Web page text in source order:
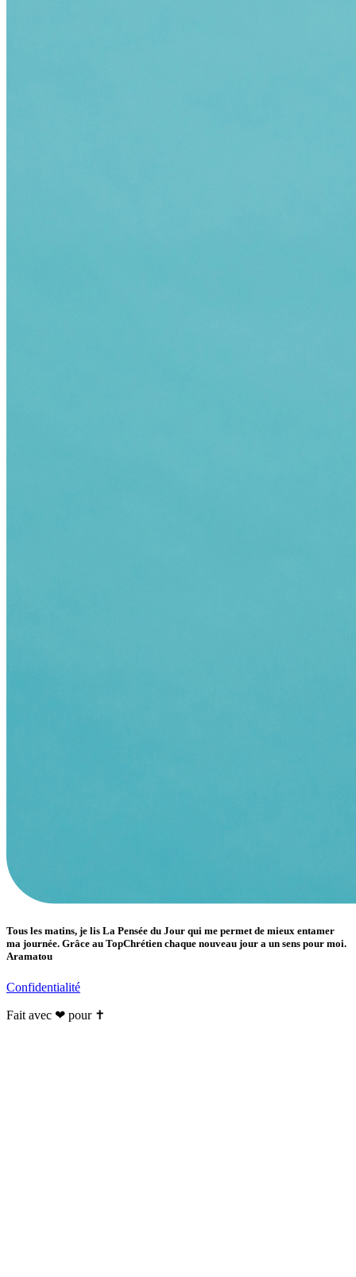
Tous les matins, je lis La Pensée du Jour qui me permet de mieux entamer
ma journée. Grâce au TopChrétien chaque nouveau jour a un sens pour moi.
Aramatou
Confidentialité
Fait avec ❤ pour ✝️️